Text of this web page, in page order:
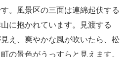
。風景区の三面は連綿起伏する
に抱かれています。見渡する
え、爽やかな風が吹いたら、松
の景色がうっすらと見えます。